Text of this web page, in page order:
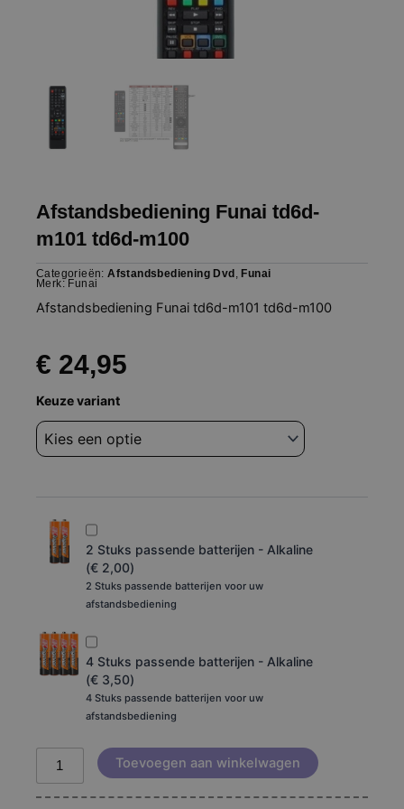
Afstandsbediening Funai td6d-
m101 td6d-m100
Categorieën: Afstandsbediening Dvd ,Funai
Merk: Funai
Afstandsbediening Funai td6d-m101 td6d-m100
€ 24,95
Keuze variant
2 Stuks passende batterijen - Alkaline
(€ 2,00)
2 Stuks passende batterijen voor uw
afstandsbediening
4 Stuks passende batterijen - Alkaline
(€ 3,50)
4 Stuks passende batterijen voor uw
afstandsbediening
Afstandsbediening
Funai
td6d-
m101
Toevoegen aan winkelwagen